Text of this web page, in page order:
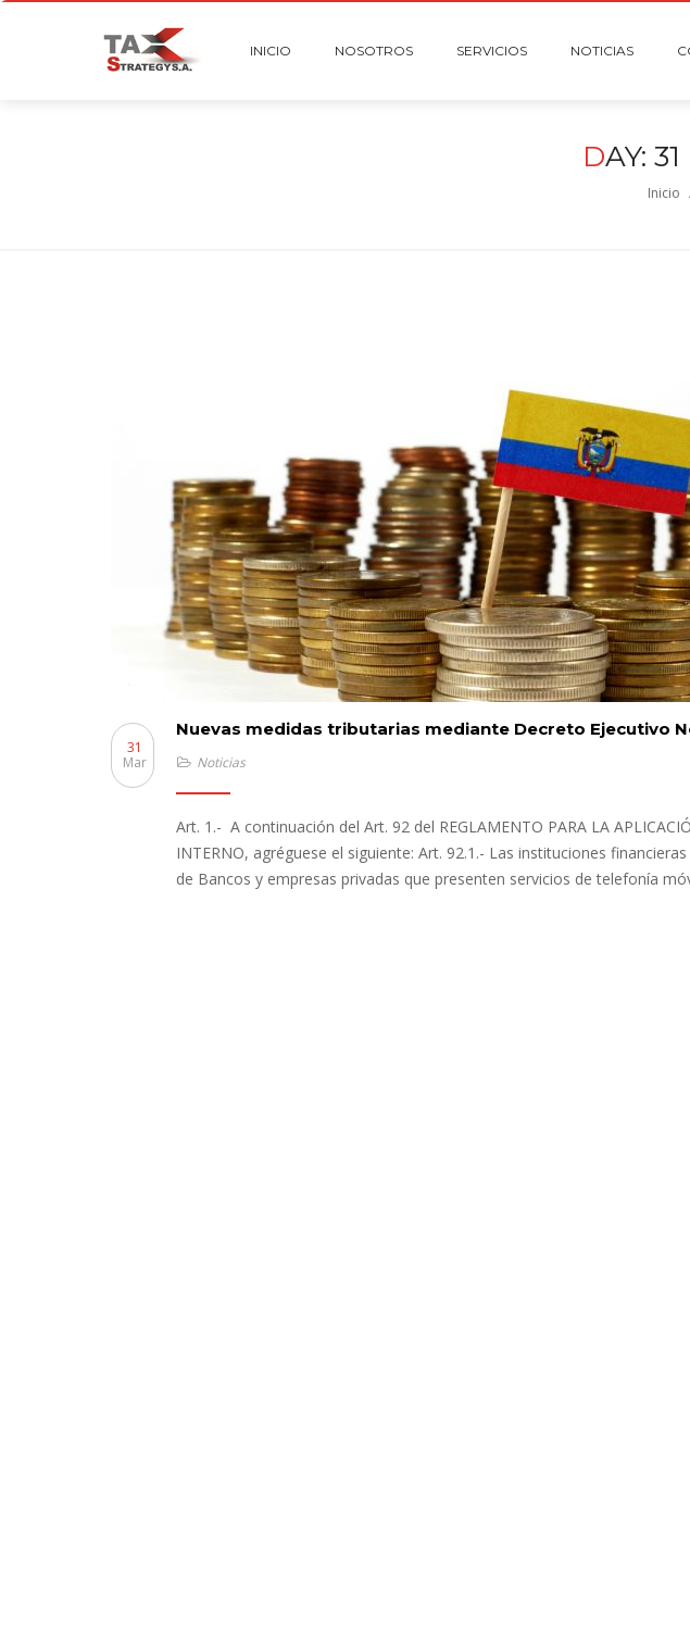
INICIO NOSOTROS SERVICIOS NOTICIAS
DAY:
Inicio
Nuevas medidas tributarias mediante Decreto Ejecutivo
31
Mar
Noticias
Art. 1.- A continuación del Art. 92 del REGLAMENTO PARA LA
INTERNO, agréguese el siguiente: Art. 92.1.- Las instituciones
de Bancos y empresas privadas que presenten servicios de telefonía